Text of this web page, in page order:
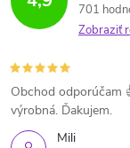
701
Zobraziť
Mili
Obchod odporúčam
výrobná. Ďakujem.